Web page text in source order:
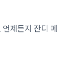
제든지 잔디 메